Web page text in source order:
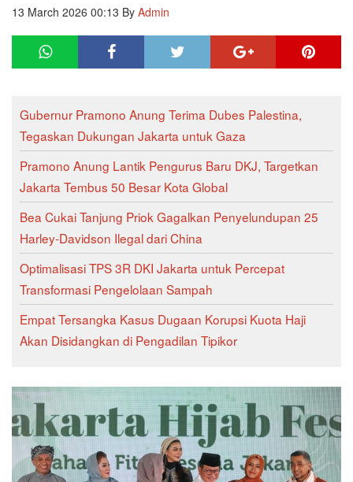
13 March 2026 00:13 By Admin
Gubernur Pramono Anung Terima Dubes Palestina,
Tegaskan Dukungan Jakarta untuk Gaza
Pramono Anung Lantik Pengurus Baru DKJ, Targetkan
Jakarta Tembus 50 Besar Kota Global
Bea Cukai Tanjung Priok Gagalkan Penyelundupan 25
Harley-Davidson Ilegal dari China
Optimalisasi TPS 3R DKI Jakarta untuk Percepat
Transformasi Pengelolaan Sampah
Empat Tersangka Kasus Dugaan Korupsi Kuota Haji
Akan Disidangkan di Pengadilan Tipikor